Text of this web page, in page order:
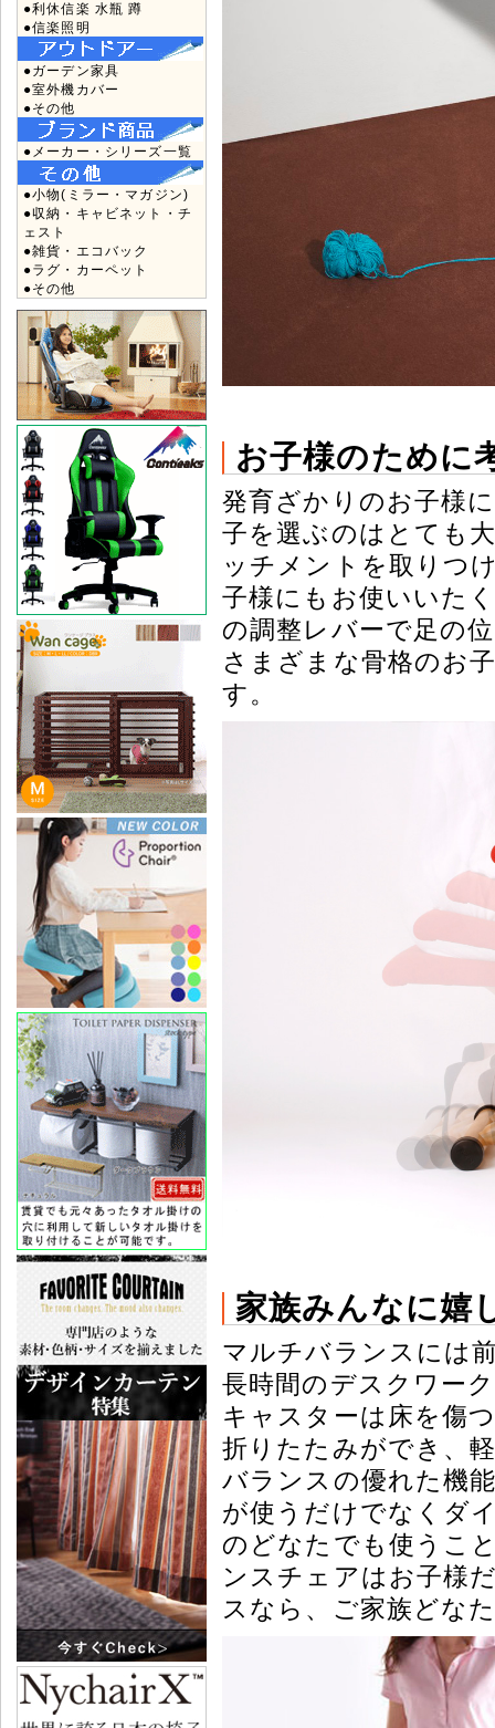
●利休信楽 水瓶 蹲
●信楽照明
●ガーデン家具
●室外機カバー
●その他
●メーカー・シリーズ一覧
●小物(ミラー・マガジン)
●収納・キャビネット・チ
ェスト
●雑貨・エコバック
●ラグ・カーペット
●その他
お子様のために
発育ざかりのお子様
子を選ぶのはとても
ッチメントを取りつ
子様にもお使いいた
の調整レバーで足の
さまざまな骨格のお
す。
家族みんなに嬉
マルチバランスには
長時間のデスクワー
キャスターは床を傷
折りたたみができ、
バランスの優れた機
が使うだけでなくダ
のどなたでも使うこ
ンスチェアはお子様
スなら、ご家族どな